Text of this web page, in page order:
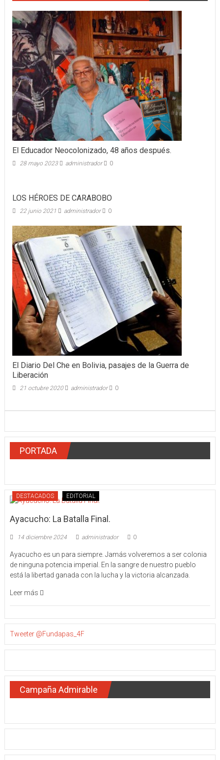
El Educador Neocolonizado, 48 años después.
28 mayo 2023 administrador 0
LOS HÉROES DE CARABOBO
22 junio 2021 administrador 0
El Diario Del Che en Bolivia, pasajes de la Guerra de
Liberación
21 octubre 2020 administrador 0
PORTADA
DESTACADOS EDITORIAL
Ayacucho: La Batalla Final.
14 diciembre 2024 administrador 0
Ayacucho es un para siempre. Jamás volveremos a ser colonia
de ninguna potencia imperial. En la sangre de nuestro pueblo
está la libertad ganada con la lucha y la victoria alcanzada.
Leer más
Tweeter @Fundapas_4F
Campaña Admirable